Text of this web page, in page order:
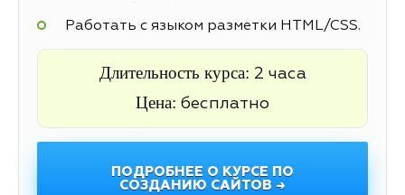
Работать с языком разметки HTML/CSS.
Длительность курса: 2 часа
Цена: бесплатно
ПОДРОБНЕЕ О КУРСЕ ПО
СОЗДАНИЮ САЙТОВ →